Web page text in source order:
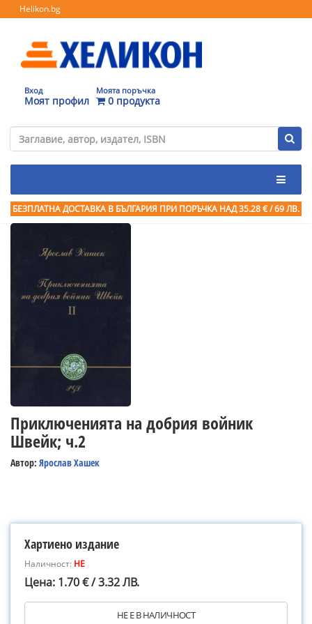
Helikon.bg
Вход
Моят профил
Моята поръчка
0 продукта
БЕЗПЛАТНА ДОСТАВКА В БЪЛГАРИЯ ПРИ ПОРЪЧКА НАД 35.28 € / 69 ЛВ.
Приключенията на добрия войник
Швейк; ч.2
Автор: Ярослав Хашек
Хартиено издание
Наличност: НЕ
Цена: 1.70 € / 3.32 ЛВ.
НЕ Е В НАЛИЧНОСТ